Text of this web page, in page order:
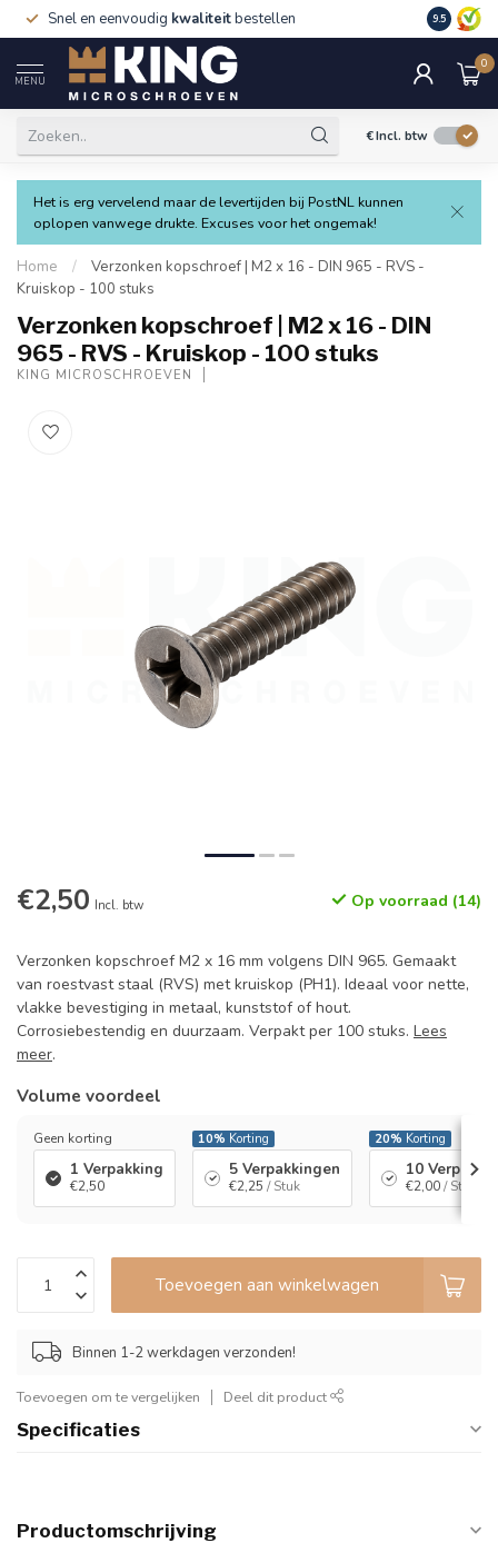
Snel en eenvoudig kwaliteitbestellen 9.5
MENU
0
€Incl. btw
Het is erg vervelend maar de levertijden bij PostNL kunnen
oplopen vanwege drukte. Excuses voor het ongemak!
Home /
Verzonken kopschroef | M2 x 16 - DIN 965 - RVS -
Kruiskop - 100 stuks
Verzonken kopschroef | M2 x 16 - DIN
965 - RVS - Kruiskop - 100 stuks
KING MICROSCHROEVEN
€2,50 Incl. btw Op voorraad (14)
Verzonken kopschroef M2 x 16 mm volgens DIN 965. Gemaakt
van roestvast staal (RVS) met kruiskop (PH1). Ideaal voor nette,
vlakke bevestiging in metaal, kunststof of hout.
Corrosiebestendig en duurzaam. Verpakt per 100 stuks. Lees
meer.
Volume voordeel
Geen korting
1 Verpakking
€2,50
10% Korting
5 Verpakkingen
€2,25 / Stuk
20% Korting
10
€2,00/ Stuk
Toevoegen aan winkelwagen
Binnen 1-2 werkdagen verzonden!
Toevoegen om te vergelijken Deel dit product
Specificaties
Productomschrijving